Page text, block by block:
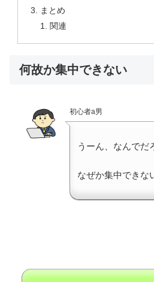
まとめ
関連
何故か集中できない
初心者a男
うーん、なんでだ
なぜか集中できな